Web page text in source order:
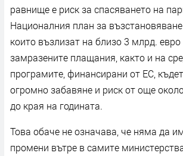
равнище е риск за спасяването на
Националния план за възстановяване
които възлизат на близо 3 млрд.
замразените плащания, както и на
програмите, финансирани от ЕС,
огромно забавяне и риск от още
до края на годината.
Това обаче не означава, че няма да
промени вътре в самите